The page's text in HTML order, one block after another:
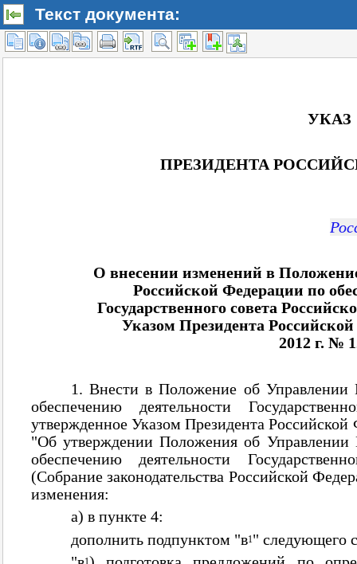
Текст документа: